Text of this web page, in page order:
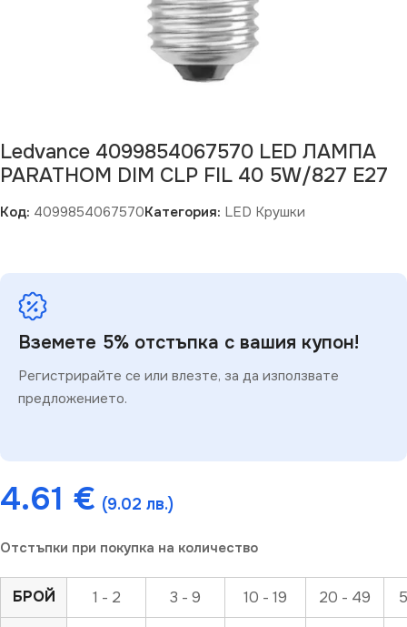
Ledvance 4099854067570 LED ЛАМПА
PARATHOM DIM CLP FIL 40 5W/827 E27
Код: 4099854067570Категория: LED Крушки
Вземете 5% отстъпка с вашия купон!
Регистрирайте се или влезте, за да използвате
предложението.
4.61 € (9.02 лв.)
Отстъпки при покупка на количество
БРОЙ 1 - 2 3 - 9 10 - 19 20 - 49